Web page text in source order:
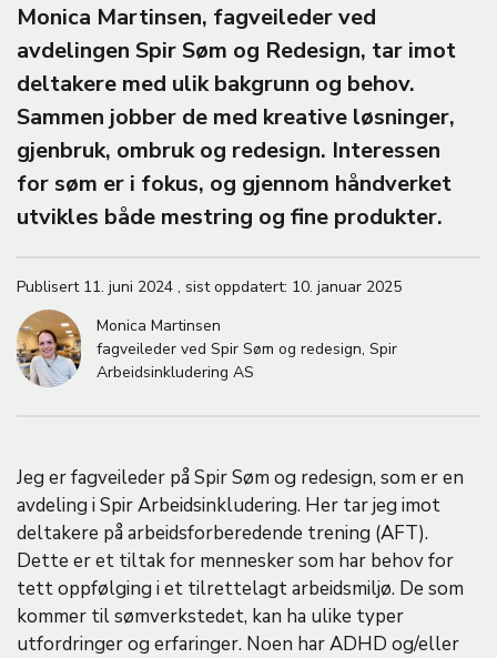
E
T
E
M
A
Monica Martinsen, fagveileder ved
avdelingen Spir Søm og Redesign, tar imot
deltakere med ulik bakgrunn og behov.
Sammen jobber de med kreative løsninger,
gjenbruk, ombruk og redesign. Interessen
for søm er i fokus, og gjennom håndverket
utvikles både mestring og fine produkter.
Publisert 11. juni 2024 , sist oppdatert: 10. januar 2025
Monica Martinsen
fagveileder ved Spir Søm og redesign, Spir
Arbeidsinkludering AS
Jeg er fagveileder på Spir Søm og redesign, som er en
avdeling i Spir Arbeidsinkludering. Her tar jeg imot
deltakere på arbeidsforberedende trening (AFT).
Dette er et tiltak for mennesker som har behov for
tett oppfølging i et tilrettelagt arbeidsmiljø. De som
kommer til sømverkstedet, kan ha ulike typer
utfordringer og erfaringer. Noen har ADHD og/eller